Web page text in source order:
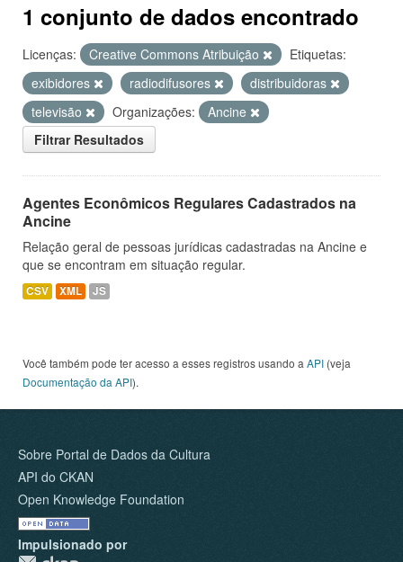
1 conjunto de dados encontrado
Licenças: Creative Commons Atribuição
Etiquetas:
exibidores
radiodifusores
distribuidoras
televisão
Organizações:
Ancine
Filtrar Resultados
Agentes Econômicos Regulares Cadastrados na
Ancine
Relação geral de pessoas jurídicas cadastradas na Ancine e
que se encontram em situação regular.
CSV XML JS
Você também pode ter acesso a esses registros usando a API (veja
Documentação da API).
Sobre Portal de Dados da Cultura
API do CKAN
Open Knowledge Foundation
Impulsionado por